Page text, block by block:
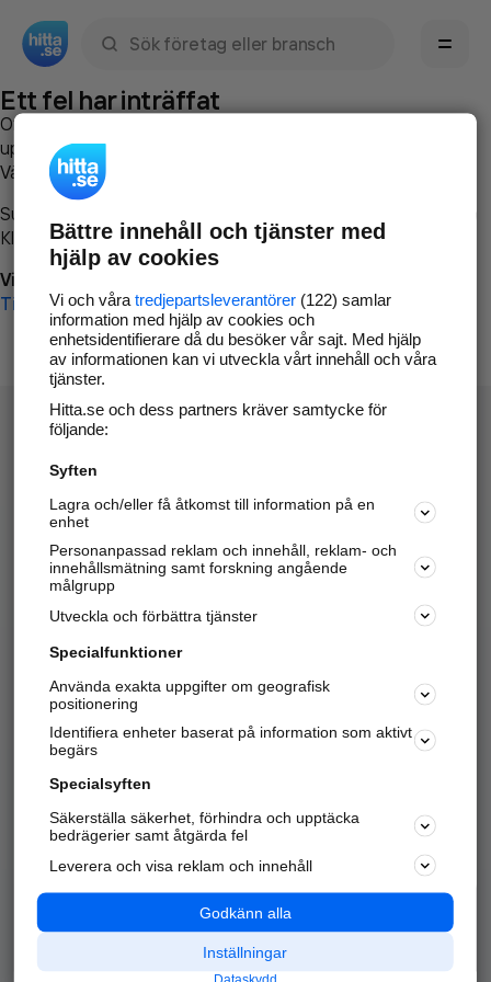
Ett fel har inträffat
Om du vill kan du
uppstod så att vi lättare och snabbare kan avhjälpa det.
Vänligen försök med följande:
Surfa till
Klicka påTillbaka-knappen i webbläsaren och försök igen
Vi beklagar besväret!
Till startsidan
Hitta.se - Gratis nummerupplysning.
Sök företag, personer och platser.
Hitta telefonnummer, adresser, företagsinfo mm.
Marknadsför företaget
Kom igång och annonsera mot
samarbetspartners nära dig.
Alla kategorier
Populära sökningar
API & Kartor
Annonsera
Integritet
Nödnummer
Bättre innehåll och tjänster med
hjälp av cookies
Vi och våra tredjepartsleverantörer(122) samlar
information med hjälp av cookies och
enhetsidentifierare då du besöker vår sajt. Med hjälp
av informationen kan vi utveckla vårt innehåll och våra
tjänster.
Hitta.se och dess partners kräver samtycke för
följande:
Syften
Lagra och/eller få åtkomst till information på en
enhet
Personanpassad reklam och innehåll, reklam- och
innehållsmätning samt forskning angående
målgrupp
Utveckla och förbättra tjänster
Specialfunktioner
Använda exakta uppgifter om geografisk
positionering
Identifiera enheter baserat på information som aktivt
begärs
Specialsyften
Säkerställa säkerhet, förhindra och upptäcka
bedrägerier samt åtgärda fel
Leverera och visa reklam och innehåll
Godkänn alla
Inställningar
Dataskydd